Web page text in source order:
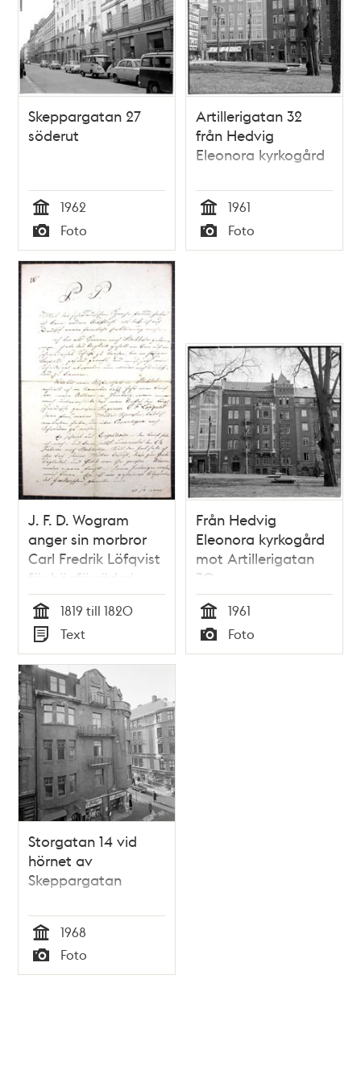
Skeppargatan 27
söderut
Tid
1962
Typ
Foto
Artillerigatan 32
från Hedvig
Eleonora kyrkogård
Tid
1961
Typ
Foto
J. F. D. Wogram
anger sin morbror
Carl Fredrik Löfqvist
för högförräderi -
brev 1820
Tid
1819 till 1820
Typ
Text
Från Hedvig
Eleonora kyrkogård
mot Artillerigatan
30
Tid
1961
Typ
Foto
Storgatan 14 vid
hörnet av
Skeppargatan
Tid
1968
Typ
Foto